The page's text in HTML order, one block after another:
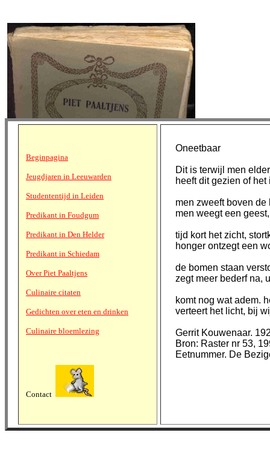
Beginpagina
Jeugdjaren in Leeuwarden
Studententijd in Leiden
Predikant in Foudgum
Predikant in Den Helder
Predikant in Schiedam
Over Piet Paaltjens
Culinaire citaten
Gedichten over eten en drinken
Culinaire bloemlezing
Contact
Oneetbaar
Dit is terwijl men
heeft dit gezien of het
men zweeft boven
men weegt een
tijd kort het zicht,
honger ontzegt een
de bomen staan
zegt meer bederf na,
komt nog wat adem.
verteert het licht, bij
Gerrit Kouwenaar.
Bron: Raster nr 53,
Eetnummer. De